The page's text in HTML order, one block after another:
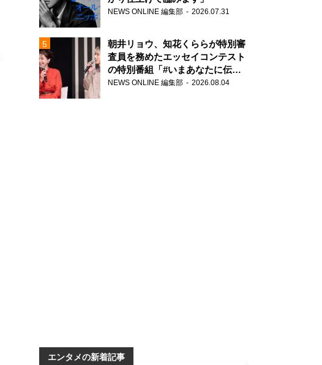
NEWS ONLINE 編集部 2026.07.31
朝井リョウ、知花くららが特別審
査員を務めたエッセイコンテスト
の特別番組「#いまあなたに伝え
たいこと」
NEWS ONLINE 編集部 2026.08.04
エンタメの新着記事